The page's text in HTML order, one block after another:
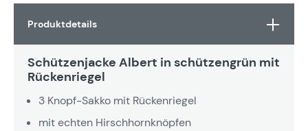
Produktdetails
Schützenjacke Albert in schützengrün mit
Rückenriegel
3 Knopf-Sakko mit Rückenriegel
mit echten Hirschhornknöpfen